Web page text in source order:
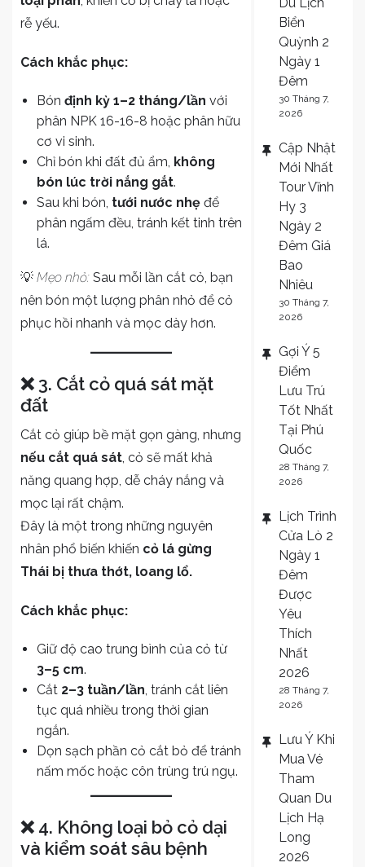
rễ yếu.
Cách khắc phục:
Bón định kỳ 1–2 tháng/lần với
phân NPK 16-16-8 hoặc phân hữu
cơ vi sinh.
Chỉ bón khi đất đủ ẩm, không
bón lúc trời nắng gắt.
Sau khi bón, tưới nước nhẹ để
phân ngấm đều, tránh kết tinh trên
lá.
💡 Mẹo nhỏ: Sau mỗi lần cắt cỏ, bạn
nên bón một lượng phân nhỏ để cỏ
phục hồi nhanh và mọc dày hơn.
❌ 3. Cắt cỏ quá sát mặt
đất
Cắt cỏ giúp bề mặt gọn gàng, nhưng
nếu cắt quá sát, cỏ sẽ mất khả
năng quang hợp, dễ cháy nắng và
mọc lại rất chậm.
Đây là một trong những nguyên
nhân phổ biến khiến cỏ lá gừng
Thái bị thưa thớt, loang lổ.
Cách khắc phục:
Giữ độ cao trung bình của cỏ từ
3–5 cm.
Cắt 2–3 tuần/lần, tránh cắt liên
tục quá nhiều trong thời gian
ngắn.
Dọn sạch phần cỏ cắt bỏ để tránh
nấm mốc hoặc côn trùng trú ngụ.
❌ 4. Không loại bỏ cỏ dại
và kiểm soát sâu bệnh
Biển
Quỳnh 2
Ngày 1
Đêm
30 Tháng 7,
2026
Cập Nhật
Mới Nhất
Tour Vĩnh
Hy 3
Ngày 2
Đêm Giá
Bao
Nhiêu
30 Tháng 7,
2026
Gợi Ý 5
Điểm
Lưu Trú
Tốt Nhất
Tại Phú
Quốc
28 Tháng 7,
2026
Lịch Trình
Cửa Lò 2
Ngày 1
Đêm
Được
Yêu
Thích
Nhất
2026
28 Tháng 7,
2026
Lưu Ý Khi
Mua Vé
Tham
Quan Du
Lịch Hạ
Long
2026